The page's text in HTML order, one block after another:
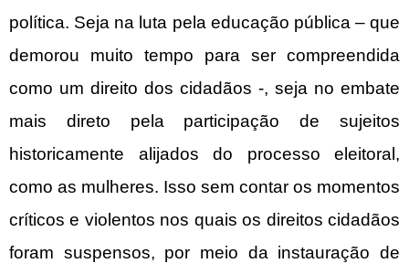
política. Seja na luta pela educação pública – que
demorou muito tempo para ser compreendida
como um direito dos cidadãos -, seja no embate
mais direto pela participação de sujeitos
historicamente alijados do processo eleitoral,
como as mulheres. Isso sem contar os momentos
críticos e violentos nos quais os direitos cidadãos
foram suspensos, por meio da instauração de